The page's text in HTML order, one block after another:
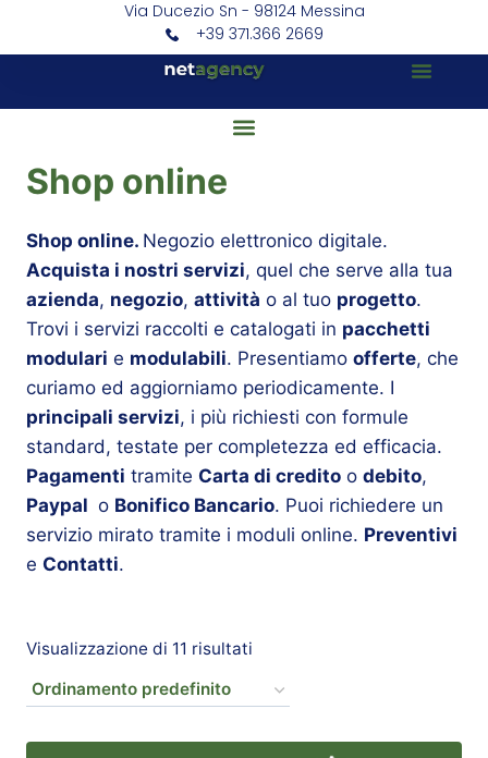
Via Ducezio Sn - 98124 Messina
+39 371.366 2669
Shop online
Shop online. Negozio elettronico digitale.
Acquista i nostri servizi, quel che serve alla tua
azienda, negozio, attività o al tuo progetto.
Trovi i servizi raccolti e catalogati in pacchetti
modulari e modulabili. Presentiamo offerte, che
curiamo ed aggiorniamo periodicamente. I
principali servizi, i più richiesti con formule
standard, testate per completezza ed efficacia.
Pagamenti tramite Carta di credito o debito,
Paypal o Bonifico Bancario. Puoi richiedere un
servizio mirato tramite i moduli online. Preventivi
e Contatti.
Visualizzazione di 11 risultati